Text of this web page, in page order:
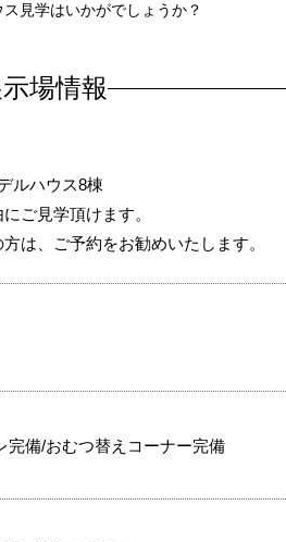
見学はいかがでしょうか？
示場情報
ルハウス8棟
ご見学頂けます。
は、ご予約をお勧めいたします。
完備/おむつ替えコーナー完備